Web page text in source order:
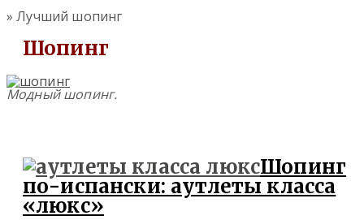
» Лучший шопинг
Шопинг
Модный шопинг.
Шопинг
по-испански: аутлеты класса
«люкс»